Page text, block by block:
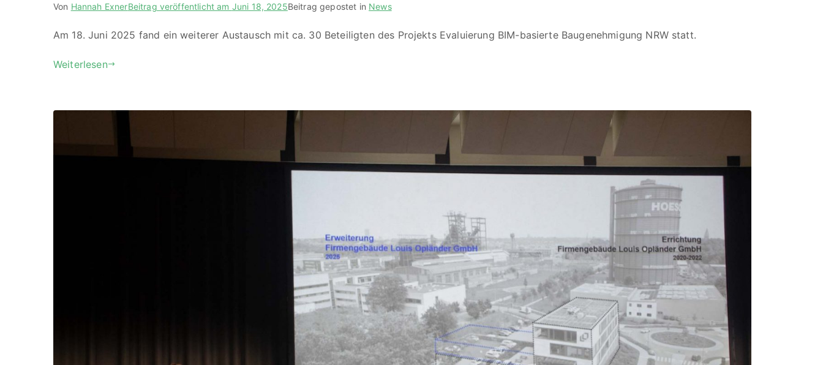
Von Hannah ExnerBeitrag veröffentlicht am Juni 18, 2025Beitrag gepostet in News
Am 18. Juni 2025 fand ein weiterer Austausch mit ca. 30 Beteiligten des Projekts Evaluierung BIM-basierte Baugenehmigung NRW statt.
Weiterlesen